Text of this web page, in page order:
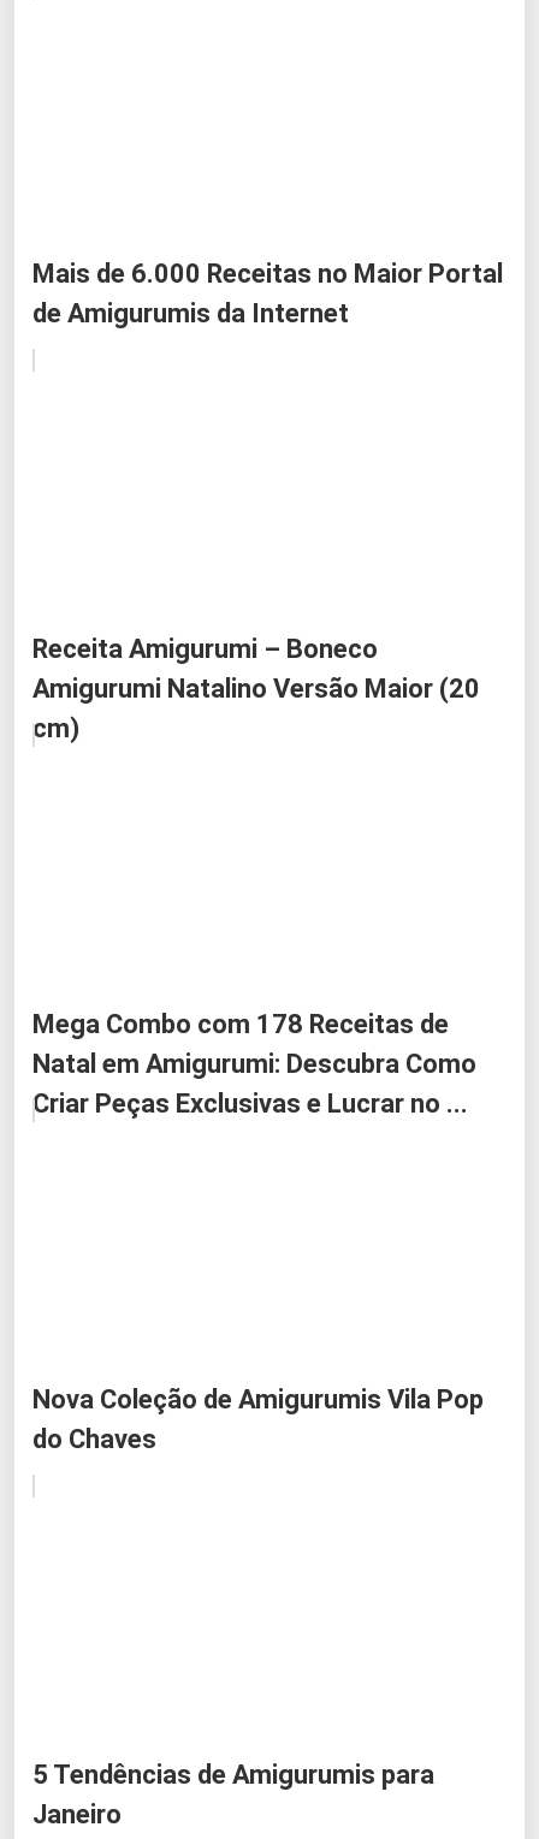
Mais de 6.000 Receitas no Maior Portal
de Amigurumis da Internet
Receita Amigurumi – Boneco
Amigurumi Natalino Versão Maior (20
cm)
Mega Combo com 178 Receitas de
Natal em Amigurumi: Descubra Como
Criar Peças Exclusivas e Lucrar no ...
Nova Coleção de Amigurumis Vila Pop
do Chaves
5 Tendências de Amigurumis para
Janeiro